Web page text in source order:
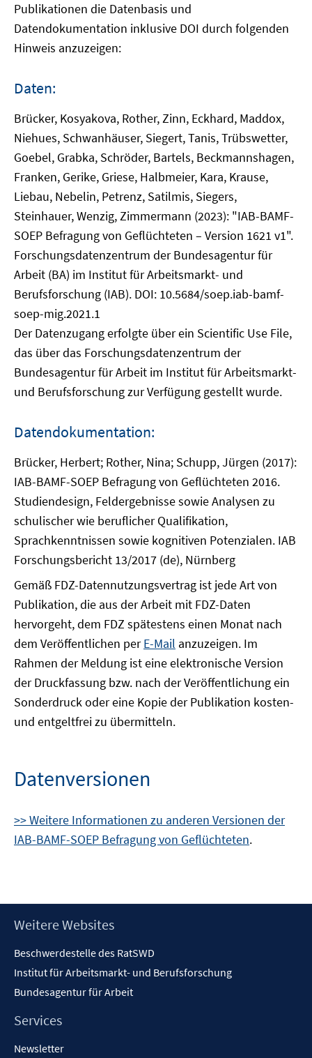
Publikationen die Datenbasis und
Datendokumentation inklusive DOI durch folgenden
Hinweis anzuzeigen:
Daten:
Brücker, Kosyakova, Rother, Zinn, Eckhard, Maddox,
Niehues, Schwanhäuser, Siegert, Tanis, Trübswetter,
Goebel, Grabka, Schröder, Bartels, Beckmannshagen,
Franken, Gerike, Griese, Halbmeier, Kara, Krause,
Liebau, Nebelin, Petrenz, Satilmis, Siegers,
Steinhauer, Wenzig, Zimmermann (2023): "IAB-BAMF-
SOEP Befragung von Geflüchteten – Version 1621 v1".
Forschungsdatenzentrum der Bundesagentur für
Arbeit (BA) im Institut für Arbeitsmarkt- und
Berufsforschung (IAB). DOI: 10.5684/soep.iab-bamf-
soep-mig.2021.1
Der Datenzugang erfolgte über ein Scientific Use File,
das über das Forschungsdatenzentrum der
Bundesagentur für Arbeit im Institut für Arbeitsmarkt-
und Berufsforschung zur Verfügung gestellt wurde.
Datendokumentation:
Brücker, Herbert; Rother, Nina; Schupp, Jürgen (2017):
IAB-BAMF-SOEP Befragung von Geflüchteten 2016.
Studiendesign, Feldergebnisse sowie Analysen zu
schulischer wie beruflicher Qualifikation,
Sprachkenntnissen sowie kognitiven Potenzialen. IAB
Forschungsbericht 13/2017 (de), Nürnberg
Gemäß FDZ-Datennutzungsvertrag ist jede Art von
Publikation, die aus der Arbeit mit FDZ-Daten
hervorgeht, dem FDZ spätestens einen Monat nach
dem Veröffentlichen perE-Mail anzuzeigen. Im
Rahmen der Meldung ist eine elektronische Version
der Druckfassung bzw. nach der Veröffentlichung ein
Sonderdruck oder eine Kopie der Publikation kosten-
und entgeltfrei zu übermitteln.
Datenversionen
>> Weitere Informationen zu anderen Versionen der
IAB-BAMF-SOEP Befragung von Geflüchteten.
Footer
Weitere Websites
Beschwerdestelle des RatSWD
Institut für Arbeitsmarkt- und Berufsforschung
Bundesagentur für Arbeit
Services
Newsletter